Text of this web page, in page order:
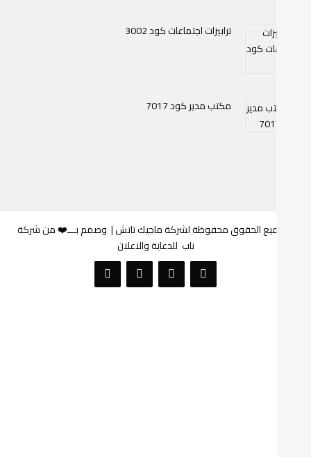
ترابيزات اجتماعات كود 3002
مكتب مدير كود 7017
© جميع الحقوق محفوظة لشركة ماجيك تاتش |وصمم بـــ❤️ من شركة
للدعاية والاعلان